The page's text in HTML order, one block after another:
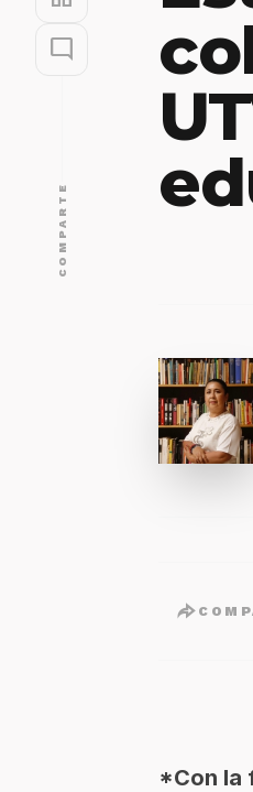
mode_comment
COMPARTE
*Con la